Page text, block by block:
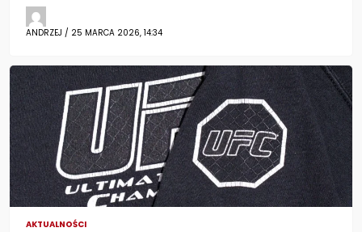
ANDRZEJ / 25 MARCA 2026, 14:34
AKTUALNOŚCI